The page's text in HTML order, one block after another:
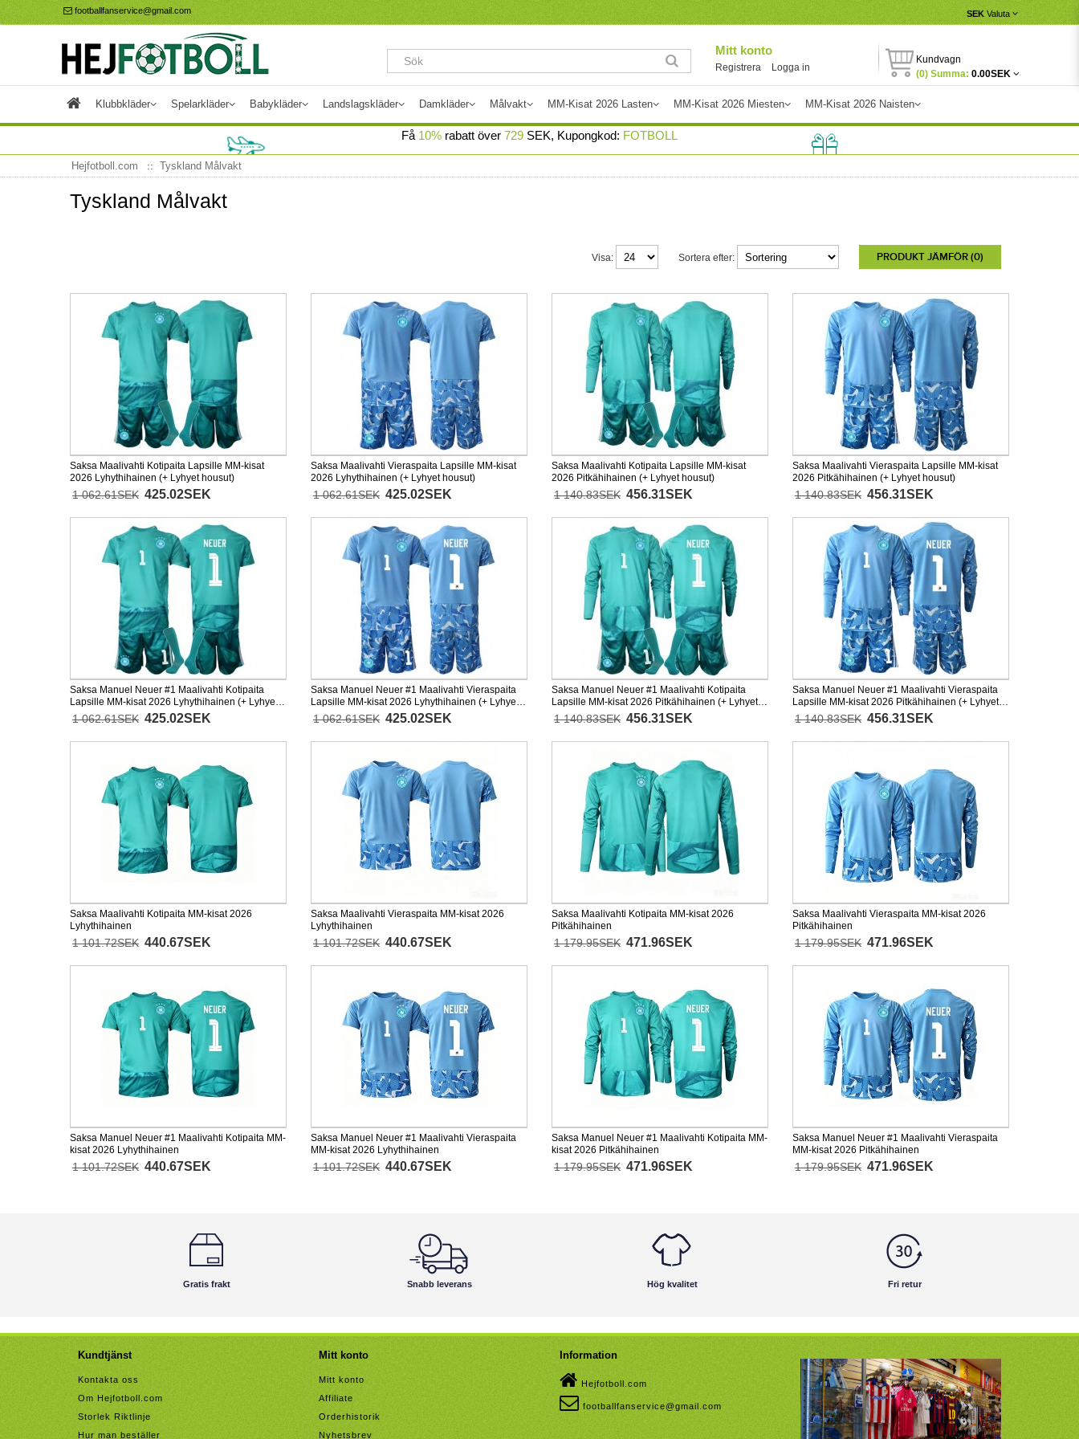
footballfanservice@gmail.com SEK Valuta
Mitt konto
Registrera Logga in
Kundvagn
(0) Summa: 0.00SEK
Klubbkläder Spelarkläder Babykläder Landslagskläder Damkläder Målvakt MM-Kisat 2026 Lasten MM-Kisat 2026 Miesten MM-Kisat 2026 Naisten
Få 10% rabatt över 729 SEK, Kupongkod: FOTBOLL
Hejfotboll.com Tyskland Målvakt
Tyskland Målvakt
PRODUKT JÄMFÖR (0)
Sortera efter:
Visa:
Saksa Maalivahti Kotipaita Lapsille MM-kisat
2026 Lyhythihainen (+ Lyhyet housut)
1 062.61SEK 425.02SEK
Saksa Maalivahti Vieraspaita Lapsille MM-kisat
2026 Lyhythihainen (+ Lyhyet housut)
1 062.61SEK 425.02SEK
Saksa Maalivahti Kotipaita Lapsille MM-kisat
2026 Pitkähihainen (+ Lyhyet housut)
1 140.83SEK 456.31SEK
Saksa Maalivahti Vieraspaita Lapsille MM-kisat
2026 Pitkähihainen (+ Lyhyet housut)
1 140.83SEK 456.31SEK
Saksa Manuel Neuer #1 Maalivahti Kotipaita
Lapsille MM-kisat 2026 Lyhythihainen (+ Lyhyet
housut)
1 062.61SEK 425.02SEK
Saksa Manuel Neuer #1 Maalivahti Vieraspaita
Lapsille MM-kisat 2026 Lyhythihainen (+ Lyhyet
housut)
1 062.61SEK 425.02SEK
Saksa Manuel Neuer #1 Maalivahti Kotipaita
Lapsille MM-kisat 2026 Pitkähihainen (+ Lyhyet
housut)
1 140.83SEK 456.31SEK
Saksa Manuel Neuer #1 Maalivahti Vieraspaita
Lapsille MM-kisat 2026 Pitkähihainen (+ Lyhyet
housut)
1 140.83SEK 456.31SEK
Saksa Maalivahti Kotipaita MM-kisat 2026
Lyhythihainen
1 101.72SEK 440.67SEK
Saksa Maalivahti Vieraspaita MM-kisat 2026
Lyhythihainen
1 101.72SEK 440.67SEK
Saksa Maalivahti Kotipaita MM-kisat 2026
Pitkähihainen
1 179.95SEK 471.96SEK
Saksa Maalivahti Vieraspaita MM-kisat 2026
Pitkähihainen
1 179.95SEK 471.96SEK
Saksa Manuel Neuer #1 Maalivahti Kotipaita MM-
kisat 2026 Lyhythihainen
1 101.72SEK 440.67SEK
Saksa Manuel Neuer #1 Maalivahti Vieraspaita
MM-kisat 2026 Lyhythihainen
1 101.72SEK 440.67SEK
Saksa Manuel Neuer #1 Maalivahti Kotipaita MM-
kisat 2026 Pitkähihainen
1 179.95SEK 471.96SEK
Saksa Manuel Neuer #1 Maalivahti Vieraspaita
MM-kisat 2026 Pitkähihainen
1 179.95SEK 471.96SEK
Gratis frakt Snabb leverans Hög kvalitet Fri retur
Kundtjänst
Kontakta oss
Om Hejfotboll.com
Storlek Riktlinje
Hur man beställer
Mitt konto
Mitt konto
Affiliate
Orderhistorik
Nyhetsbrev
Information
Hejfotboll.com
footballfanservice@gmail.com